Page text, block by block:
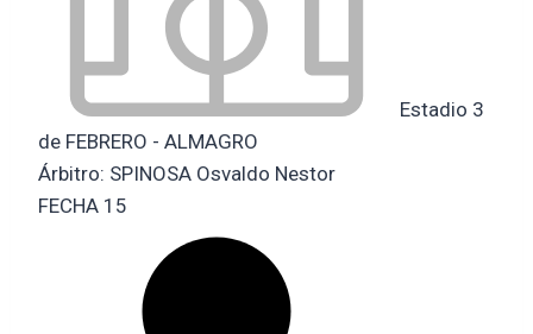
Estadio 3
de FEBRERO - ALMAGRO
Árbitro: SPINOSA Osvaldo Nestor
FECHA 15